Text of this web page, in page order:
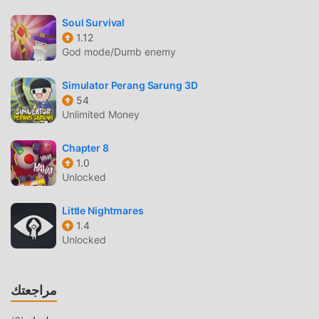
يمكنك تنزيل وتثبيت Dash Quest 2.9.28 بنقرة واحدة. ماذا تنتظر ،
Dash Quest باعتبارها لعبة شائعة adventure ، ساعدته طريقة
اللعب الفريدة في كسب عدد كبير من المعجبين حول العالم. على
سوى متابعة البرنامج التعليمي للمبتدئين ، بحيث يمكنك بسهولة بدء
اللعبة بأكملها والاستمتاع بالبهجة التي توفرها فئة الألعاب الكلاسيكية
adventure الألعاب Dash Quest 2.9.28. في الوقت نفسه ، قامت
moddroid ببناء منصة خاصة لعشاق الألعاب adventure ، مما يتيح
لك التواصل والمشاركة مع جميع عشاق الألعاب adventure من
جميع أنحاء العالم ، ماذا تنتظر ، انضم إلى moddroid و استمتع بلعبة
Soul Survival
1.12
God mode/Dumb enemy
Simulator Perang Sarung 3D
54
Unlimited Money
Chapter 8
1.0
Unlocked
Little Nightmares
1.4
Unlocked
مراجعتك